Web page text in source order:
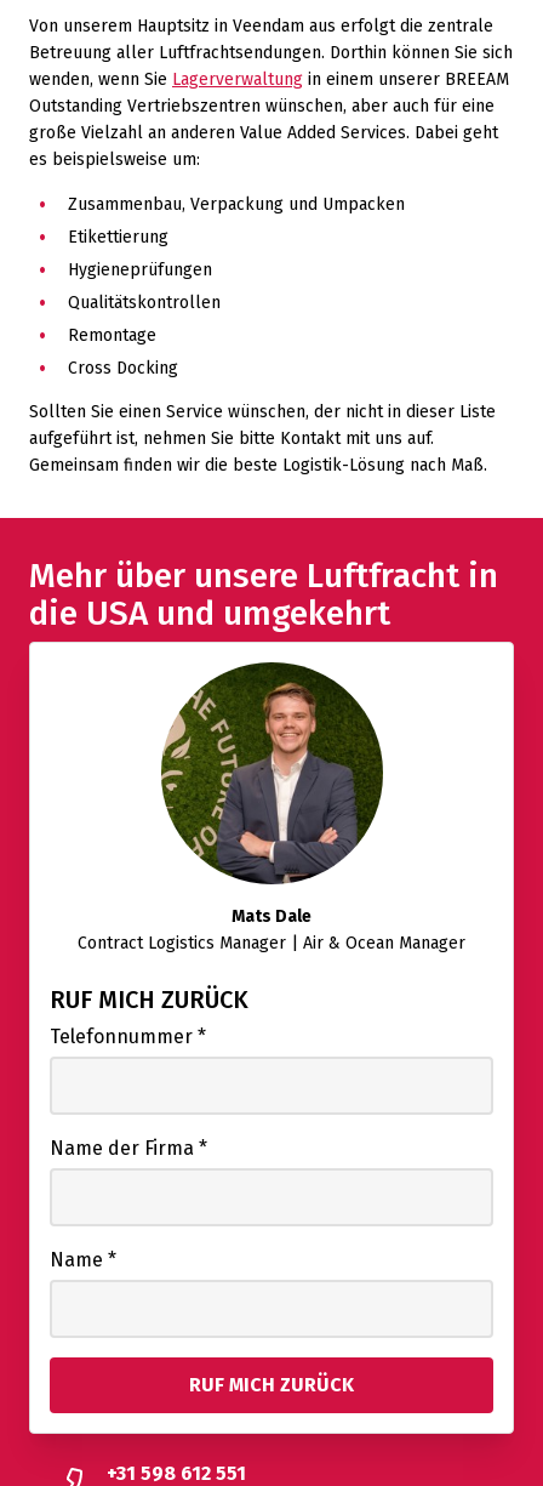
Von unserem Hauptsitz in Veendam aus erfolgt die zentrale
Betreuung aller Luftfrachtsendungen. Dorthin können Sie sich
wenden, wenn Sie Lagerverwaltung in einem unserer BREEAM
Outstanding Vertriebszentren wünschen, aber auch für eine
große Vielzahl an anderen Value Added Services. Dabei geht
es beispielsweise um:
Zusammenbau, Verpackung und Umpacken
Etikettierung
Hygieneprüfungen
Qualitätskontrollen
Remontage
Cross Docking
Sollten Sie einen Service wünschen, der nicht in dieser Liste
aufgeführt ist, nehmen Sie bitte Kontakt mit uns auf.
Gemeinsam finden wir die beste Logistik-Lösung nach Maß.
Mehr über unsere Luftfracht in
die USA und umgekehrt
Mats Dale
Contract Logistics Manager | Air & Ocean Manager
RUF MICH ZURÜCK
Telefonnummer *
Name der Firma *
Name *
+31 598 612 551